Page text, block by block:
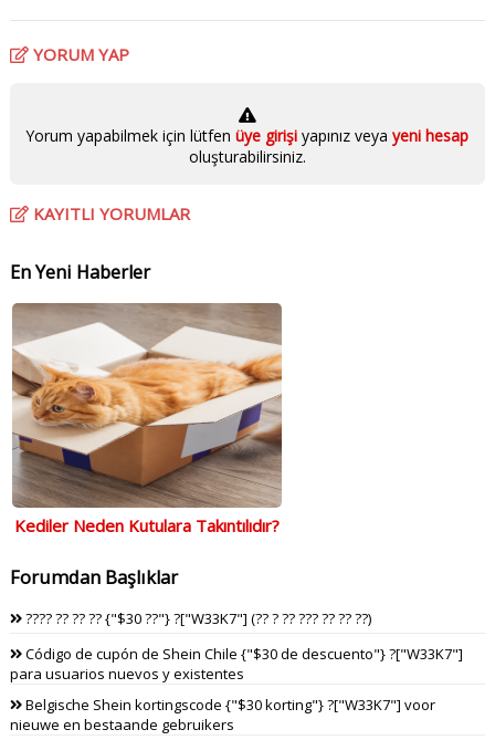
YORUM YAP
Yorum yapabilmek için lütfenüye girişiyapınız veya yeni hesap
oluşturabilirsiniz.
KAYITLI YORUMLAR
En Yeni Haberler
Kediler Neden Kutulara Takıntılıdır?
Forumdan Başlıklar
???? ?? ?? ?? {"$30 ??"} ?["W33K7"] (?? ? ?? ??? ?? ?? ??)
Código de cupón de Shein Chile {"$30 de descuento"} ?["W33K7"]
para usuarios nuevos y existentes
Belgische Shein kortingscode {"$30 korting"} ?["W33K7"] voor
nieuwe en bestaande gebruikers